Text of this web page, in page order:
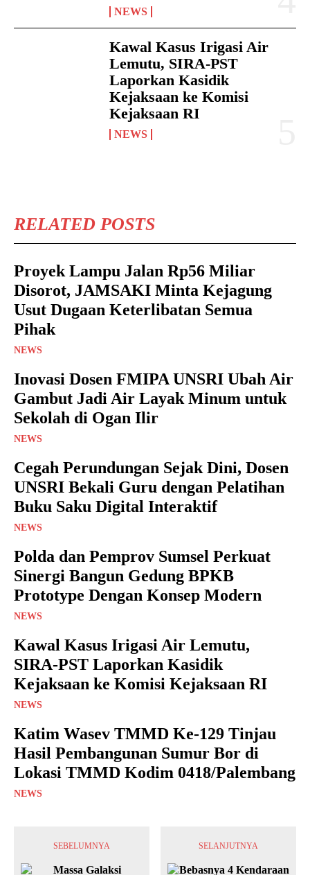
NEWS
Kawal Kasus Irigasi Air
Lemutu, SIRA-PST
Laporkan Kasidik
Kejaksaan ke Komisi
Kejaksaan RI
NEWS
RELATED POSTS
Proyek Lampu Jalan Rp56 Miliar
Disorot, JAMSAKI Minta Kejagung
Usut Dugaan Keterlibatan Semua
Pihak
NEWS
Inovasi Dosen FMIPA UNSRI Ubah Air
Gambut Jadi Air Layak Minum untuk
Sekolah di Ogan Ilir
NEWS
Cegah Perundungan Sejak Dini, Dosen
UNSRI Bekali Guru dengan Pelatihan
Buku Saku Digital Interaktif
NEWS
Polda dan Pemprov Sumsel Perkuat
Sinergi Bangun Gedung BPKB
Prototype Dengan Konsep Modern
NEWS
Kawal Kasus Irigasi Air Lemutu,
SIRA-PST Laporkan Kasidik
Kejaksaan ke Komisi Kejaksaan RI
NEWS
Katim Wasev TMMD Ke-129 Tinjau
Hasil Pembangunan Sumur Bor di
Lokasi TMMD Kodim 0418/Palembang
NEWS
SEBELUMNYA SELANJUTNYA